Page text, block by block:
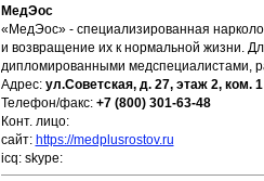
МедЭос
«МедЭос» - специализированная
и возвращение их к нормальной жизни.
дипломированными медспециалистами,
Адрес: ул.Советская, д. 27, этаж 2, ком. 1
Телефон/факс: +7 (800) 301-63-48
Конт. лицо:
сайт: https://medplusrostov.ru
icq: skype: